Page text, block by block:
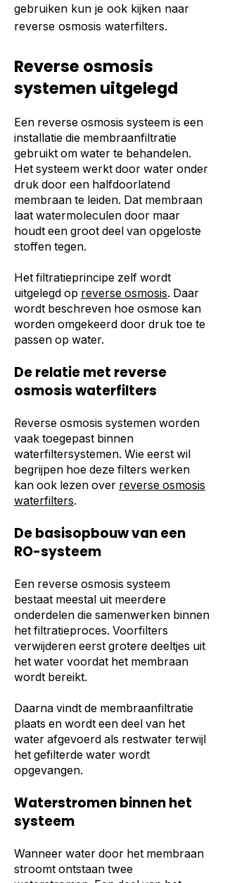
gebruiken kun je ook kijken naar
reverse osmosis waterfilters.
Reverse osmosis
systemen uitgelegd
Een reverse osmosis systeem is een
installatie die membraanfiltratie
gebruikt om water te behandelen.
Het systeem werkt door water onder
druk door een halfdoorlatend
membraan te leiden. Dat membraan
laat watermoleculen door maar
houdt een groot deel van opgeloste
stoffen tegen.
Het filtratieprincipe zelf wordt
uitgelegd op reverse osmosis. Daar
wordt beschreven hoe osmose kan
worden omgekeerd door druk toe te
passen op water.
De relatie met reverse
osmosis waterfilters
Reverse osmosis systemen worden
vaak toegepast binnen
waterfiltersystemen. Wie eerst wil
begrijpen hoe deze filters werken
kan ook lezen over reverse osmosis
waterfilters.
De basisopbouw van een
RO-systeem
Een reverse osmosis systeem
bestaat meestal uit meerdere
onderdelen die samenwerken binnen
het filtratieproces. Voorfilters
verwijderen eerst grotere deeltjes uit
het water voordat het membraan
wordt bereikt.
Daarna vindt de membraanfiltratie
plaats en wordt een deel van het
water afgevoerd als restwater terwijl
het gefilterde water wordt
opgevangen.
Waterstromen binnen het
systeem
Wanneer water door het membraan
stroomt ontstaan twee